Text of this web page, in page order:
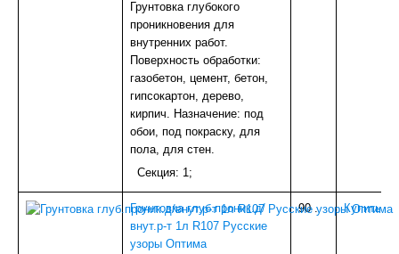
БЕТОНОСМЕСИТЕЛИ
СЫПУЧИЕ МАТЕРИАЛЫ
ДЕРЕВ.ИЗДЕЛИЯ
НАПОЛЬНОЕ ПВХ (доборка)
ДВЕРИ И КОМПЛ.
ВОДОСТОЧКА ПЛАСТИК
ТЕПЛИЦЫ,ПАРНИКИ
Грунтовка глубокого
проникновения для
внутренних работ.
Поверхность обработки:
газобетон, цемент, бетон,
гипсокартон, дерево,
кирпич. Назначение: под
обои, под покраску, для
пола, для стен.
Секция: 1;
Грунтовка глуб.проник.д/
внут.р-т 1л R107 Русские
узоры Оптима
90 . Купить